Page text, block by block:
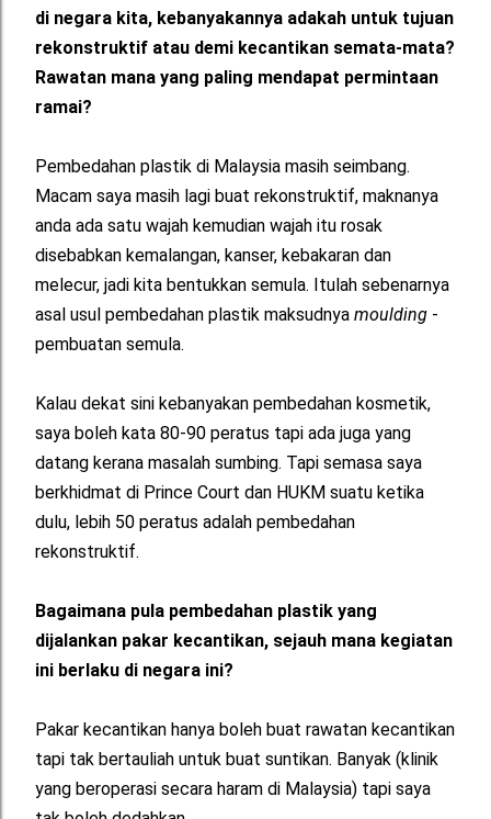
di negara kita, kebanyakannya adakah untuk tujuan
rekonstruktif atau demi kecantikan semata-mata?
Rawatan mana yang paling mendapat permintaan
ramai?
Pembedahan plastik di Malaysia masih seimbang.
Macam saya masih lagi buat rekonstruktif, maknanya
anda ada satu wajah kemudian wajah itu rosak
disebabkan kemalangan, kanser, kebakaran dan
melecur, jadi kita bentukkan semula. Itulah sebenarnya
asal usul pembedahan plastik maksudnya moulding -
pembuatan semula.
Kalau dekat sini kebanyakan pembedahan kosmetik,
saya boleh kata 80-90 peratus tapi ada juga yang
datang kerana masalah sumbing. Tapi semasa saya
berkhidmat di Prince Court dan HUKM suatu ketika
dulu, lebih 50 peratus adalah pembedahan
rekonstruktif.
Bagaimana pula pembedahan plastik yang
dijalankan pakar kecantikan, sejauh mana kegiatan
ini berlaku di negara ini?
Pakar kecantikan hanya boleh buat rawatan kecantikan
tapi tak bertauliah untuk buat suntikan. Banyak (klinik
yang beroperasi secara haram di Malaysia) tapi saya